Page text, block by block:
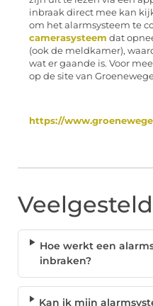
inbraak direct mee kan
om het alarmsysteem te
camerasysteem dat
(ook de meldkamer),
wat er gaande is. Voor
op de site van
https://
Hoe werkt een
inbraken?
Kan ik mijn